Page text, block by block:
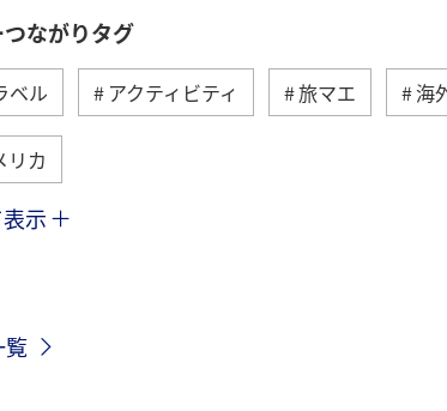
ながりタグ
ベル アクティビティ 旅マエ 海
リカ
メ
アジア・南アジア
示
覧